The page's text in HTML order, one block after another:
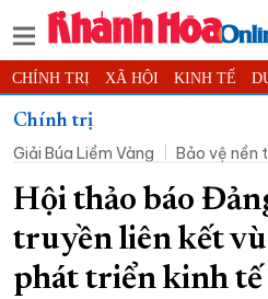
CHÍNH TRỊ XÃ HỘI KINH TẾ
THỂ THAO
KHOA HỌC - CÔNG NGHỆ PHÁP
THẾ GIỚI MULTIMEDIA VIDEO
PODCAST THÔNG TIN - QUẢNG
QUY HOẠCH TỈNH KHÁNH HÒA
Chính trị
Giải Búa Liềm Vàng
Bảo vệ nền
Hội thảo báo
truyền liên kết
phát triển kinh tế